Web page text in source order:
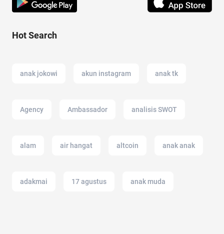
Hot Search
anak jokowi akun instagram anak tk
Agency Ambassador analisis SWOT
alam air hangat altcoin anak anak
adakmai 17 agustus anak muda